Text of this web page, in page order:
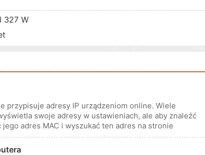
327 W
przypisuje adresy IP urządzeniom online. Wiele
swoje adresy w ustawieniach, ale aby znaleźć
adres MAC i wyszukać ten adres na stronie